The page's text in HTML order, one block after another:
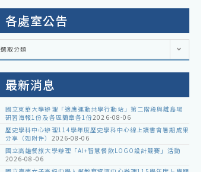
各處室公告
選取分類
最新消息
國立東華大學辦理「適應運動共學行動站」第二階段與離島場
研習海報1份及各區簡章各1份2026-08-06
歷史學科中心辦理114學年度歷史學科中心線上讀書會暑期成果
分享（如附件） 2026-08-06
國立高雄餐旅大學辦理「AI+智慧餐飲LOGO設計競賽」活動
2026-08-06